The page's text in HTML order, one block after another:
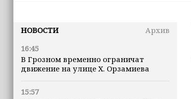
НОВОСТИ
Архив
16:45
В Грозном временно ограничат
движение на улице Х. Орзамиева
15:57